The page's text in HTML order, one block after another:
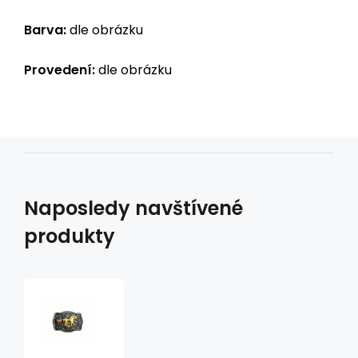
Barva:dle obrázku
Provedení:dle obrázku
Naposledy navštívené
produkty